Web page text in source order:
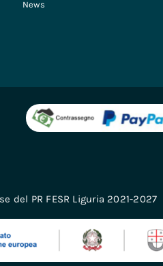
News
del PR FESR Liguria 2021-2027